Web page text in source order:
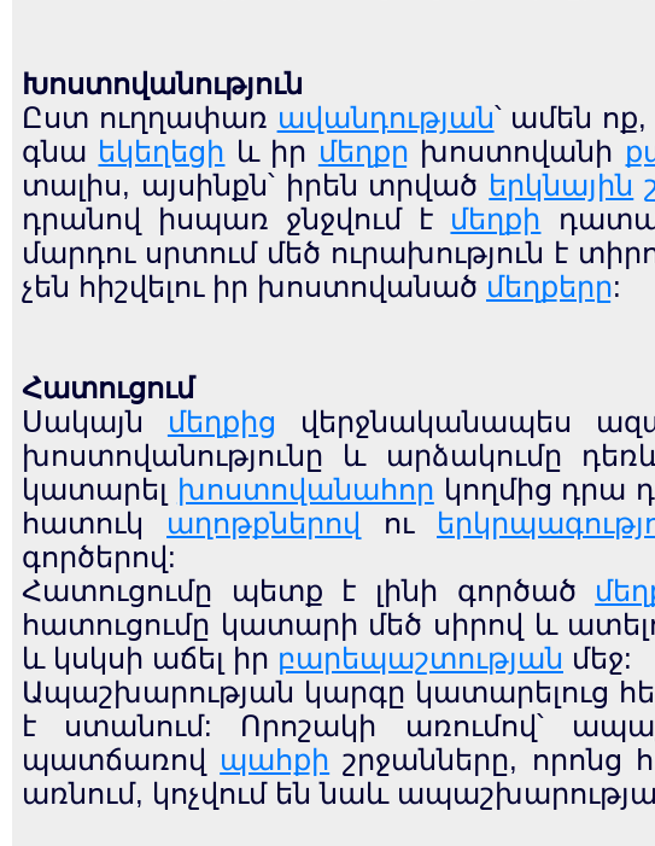
Խոստովանություն
Ըստ ուղղափառ ավանդության՝ ամեն
գնա եկեղեցի և իր մեղքը խոստովանի
տալիս, այսինքն՝ իրեն տրված երկնային
դրանով իսպառ ջնջվում է մեղքի
մարդու սրտում մեծ ուրախություն է
չեն հիշվելու իր խոստովանած մեղքերը:
Հատուցում
Սակայն մեղքից վերջնականապես
խոստովանությունը և արձակումը
կատարել խոստովանահոր կողմից դրա
հատուկ աղոթքներով ու
գործերով:
Հատուցումը պետք է լինի գործած
հատուցումը կատարի մեծ սիրով և
և կսկսի աճել իր բարեպաշտության մեջ:
Ապաշխարության կարգը կատարելուց
է ստանում: Որոշակի առումով՝
պատճառով պահքի շրջանները, որոնց
առնում, կոչվում են նաև